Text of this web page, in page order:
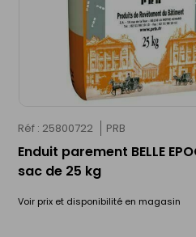
Réf : 25800722 PRB
Enduit parement BELLE
sac de 25 kg
Voir prix et disponibilité en magasin